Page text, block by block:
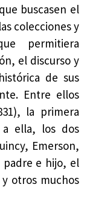
buscasen el
colecciones y
permitiera
el discurso y
de sus
Entre ellos
la primera
a ella, los dos
Emerson,
padre e hijo, el
otros muchos